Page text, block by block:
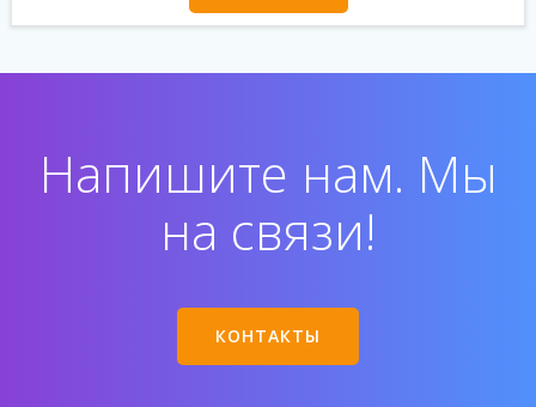
Напишите нам. Мы
на связи!
КОНТАКТЫ